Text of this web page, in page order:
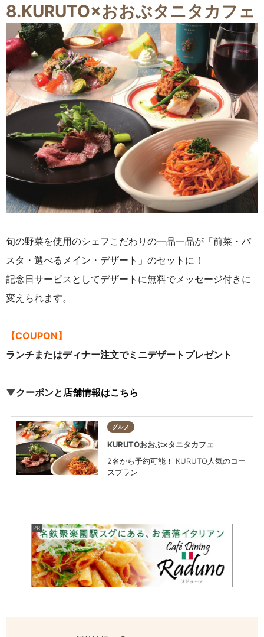
8.KURUTO×おおぶタニタカフェ
旬の野菜を使用のシェフこだわりの一品一品が「前菜・パ
スタ・選べるメイン・デザート」のセットに！
記念日サービスとしてデザートに無料でメッセージ付きに
変えられます。
【COUPON】
ランチまたはディナー注文でミニデザートプレゼント
▼クーポンと 店舗情報はこちら
グルメ
KURUTOおおぶ×タニタカフェ
2名から予約可能！ KURUTO人気のコー
スプラン